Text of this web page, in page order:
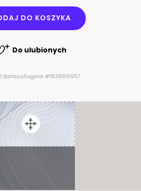
DO KOSZYKA
Do ulubionych
dariaustiugova #183989957